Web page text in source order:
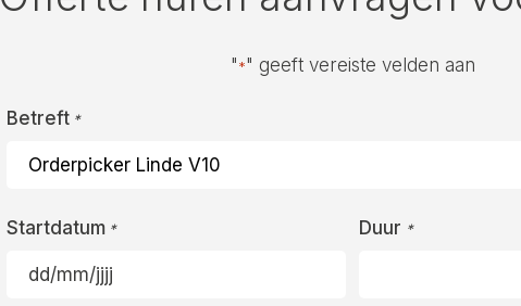
"*" geeft vereiste velden aan
Betreft *
Startdatum *
DD
Duur *